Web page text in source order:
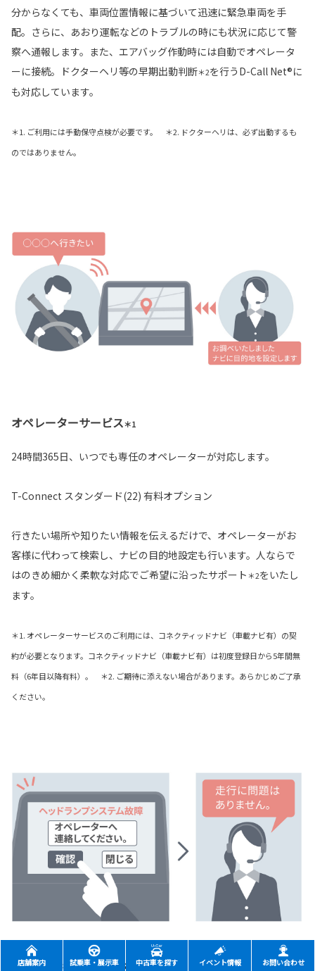
分からなくても、車両位置情報に基づいて迅速に緊急車両を手
配。さらに、あおり運転などのトラブルの時にも状況に応じて警
察へ通報します。また、エアバッグ作動時には自動でオペレータ
ーに接続。ドクターヘリ等の早期出動判断＊2を行うD-Call Net®に
も対応しています。
＊1. ご利用には手動保守点検が必要です。 ＊2. ドクターヘリは、必ず出動するも
のではありません。
オペレーターサービス＊1
24時間365日、いつでも専任のオペレーターが対応します。
T-Connect スタンダード(22) 有料オプション
行きたい場所や知りたい情報を伝えるだけで、オペレーターがお
客様に代わって検索し、ナビの目的地設定も行います。人ならで
はのきめ細かく柔軟な対応でご希望に沿ったサポート ＊2をいたし
ます。
＊1. オペレーターサービスのご利用には、コネクティッドナビ（車載ナビ有）の契
約が必要となります。コネクティッドナビ（車載ナビ有）は初度登録日から5年間無
料（6年目以降有料）。 ＊2. ご期待に添えない場合があります。あらかじめご了承
ください。
eケア（走行アドバイス）＊1＊2＊3
店舗案内 試乗車・展示車 中古車を探す イベント情報 お問い合わせ